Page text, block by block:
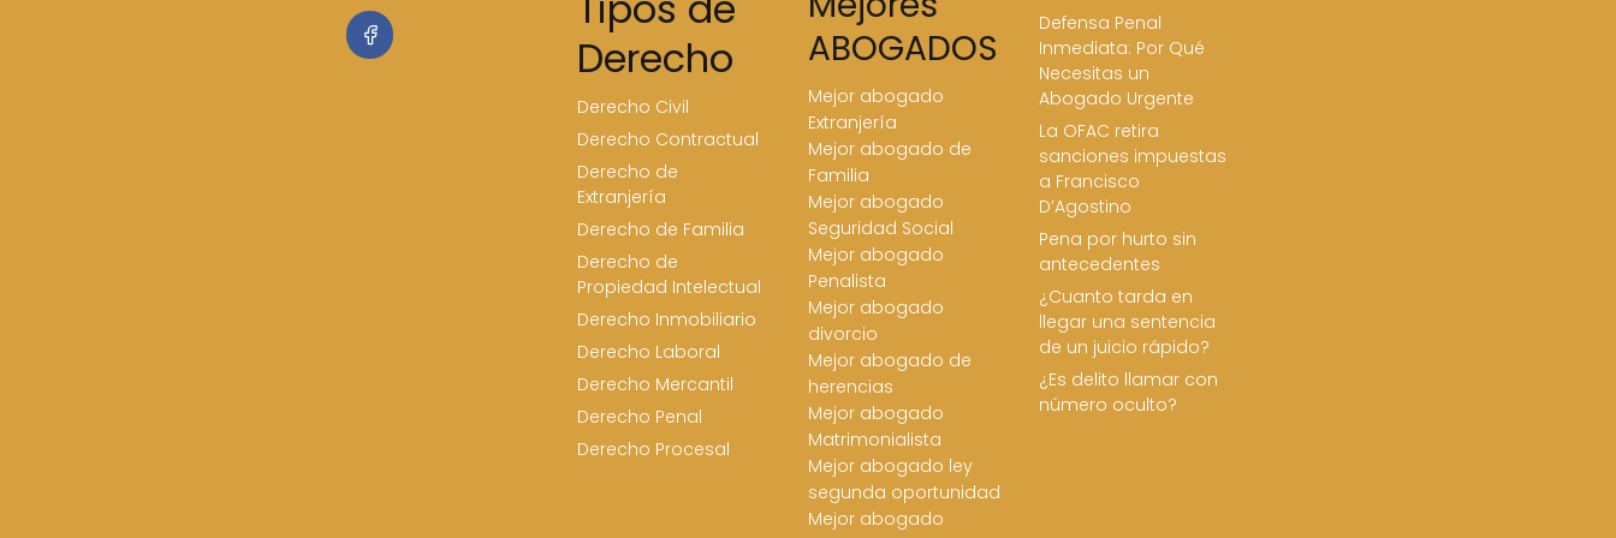
Derecho
Derecho Civil
Derecho Contractual
Derecho de
Extranjería
Derecho de Familia
Derecho de
Propiedad Intelectual
Derecho Inmobiliario
Derecho Laboral
Derecho Mercantil
Derecho Penal
Derecho Procesal
ABOGADOS
Mejor abogado
Extranjería
Mejor abogado de
Familia
Mejor abogado
Seguridad Social
Mejor abogado
Penalista
Mejor abogado
divorcio
Mejor abogado de
herencias
Mejor abogado
Matrimonialista
Mejor abogado ley
segunda oportunidad
Mejor abogado
Defensa Penal
Inmediata: Por Qué
Necesitas un
Abogado Urgente
La OFAC retira
sanciones impuestas
a Francisco
D’Agostino
Pena por hurto sin
antecedentes
¿Cuanto tarda en
llegar una sentencia
de un juicio rápido?
¿Es delito llamar con
número oculto?